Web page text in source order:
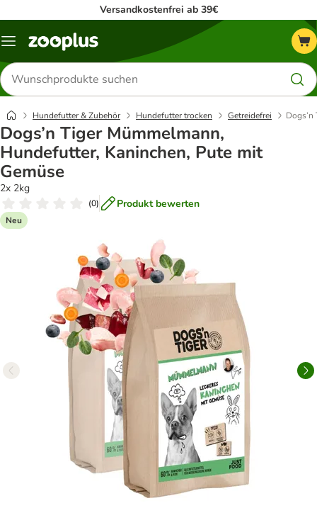
Versandkostenfrei ab 39€
Menü
Produkte
suchen
Hundefutter & Zubehör Hundefutter trocken Getreidefrei
Dogs’n Tiger Mümmelmann,
Hundefutter, Kaninchen, Pute mit
Gemüse
2x 2kg
(0) Produkt bewerten
Neu